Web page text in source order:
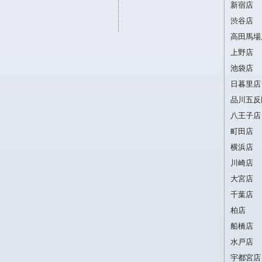
新宿店
渋谷店
高田馬
上野店
池袋店
日暮里店
品川五
八王子店
町田店
横浜店
川崎店
大宮店
千葉店
柏店
船橋店
水戸店
宇都宮店